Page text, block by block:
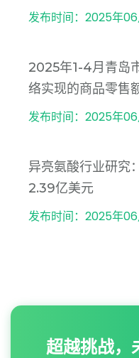
发布时间：2025年
2025年1-4月青岛
络实现的商品零售
发布时间：2025年
异亮氨酸行业研究
2.39亿美元
发布时间：2025年
超越挑战，